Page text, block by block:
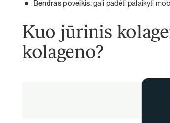
Bendras poveikis:gali padėti palaikyti
Kuo jūrinis
kolageno?